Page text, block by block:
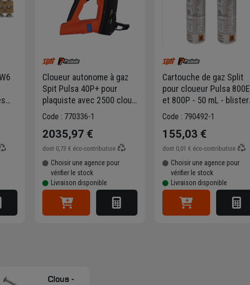
Cloueur autonome à gaz
Spit Pulsa 40P+ pour
plaquiste avec 2500 clous
C6 de 20 mm
Code : 770336-1
2035,97 €
dont 0,73 € éco-contribution
Choisir une agence pour
vérifier le stock
Livraison disponible
Cartouche de gaz Split
pour cloueur Pulsa 800E
et 800P - 50 mL - blister
de 2 unités
Code : 790492-1
155,03 €
dont 0,01 € éco-contribution
Choisir une agence pour
vérifier le stock
Livraison disponible
Clous -